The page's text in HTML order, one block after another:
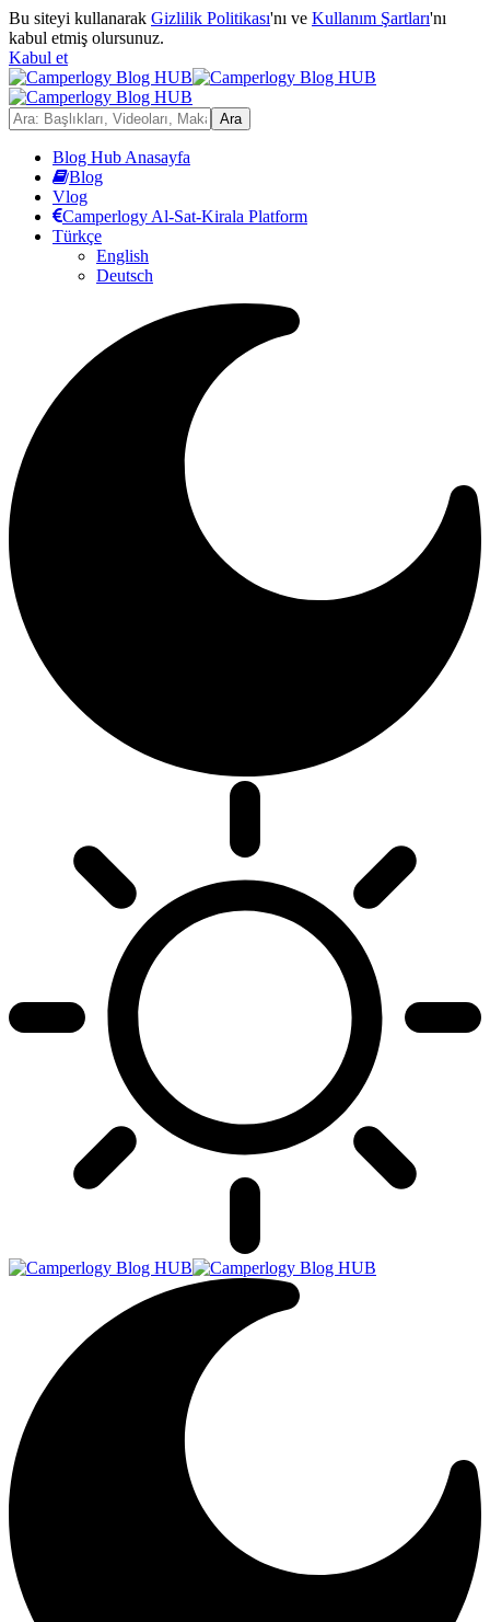
Bu siteyi kullanarak Gizlilik Politikası'nı ve Kullanım Şartları'nı
kabul etmiş olursunuz.
Kabul et
Blog Hub Anasayfa
Blog
Vlog
Camperlogy Al-Sat-Kirala Platform
Türkçe
English
Deutsch